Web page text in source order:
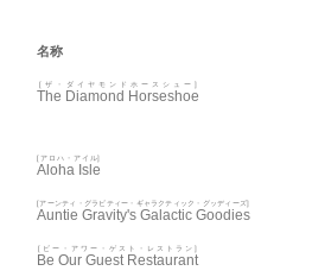
名称
The Diamond Horseshoe
[ザ・ダイヤモンドホースシュー]
Aloha Isle
[アロハ・アイル]
Auntie Gravity's Galactic Goodies
[アーンティ・グラビティー・ギャラクティック・グッディーズ]
Be Our Guest Restaurant
[ビー・アワー・ゲスト・レストラン]